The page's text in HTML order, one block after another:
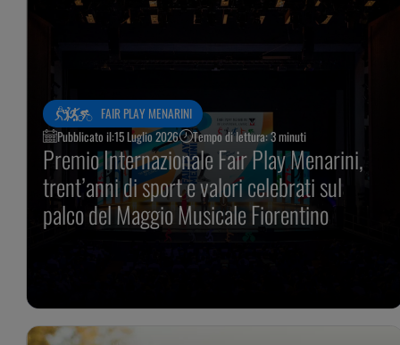
FAIR PLAY MENARINI
Pubblicato il:15 Luglio 2026 Tempo di lettura: 3 minuti
Premio Internazionale Fair Play Menarini,
trent’anni di sport e valori celebrati sul
palco del Maggio Musicale Fiorentino